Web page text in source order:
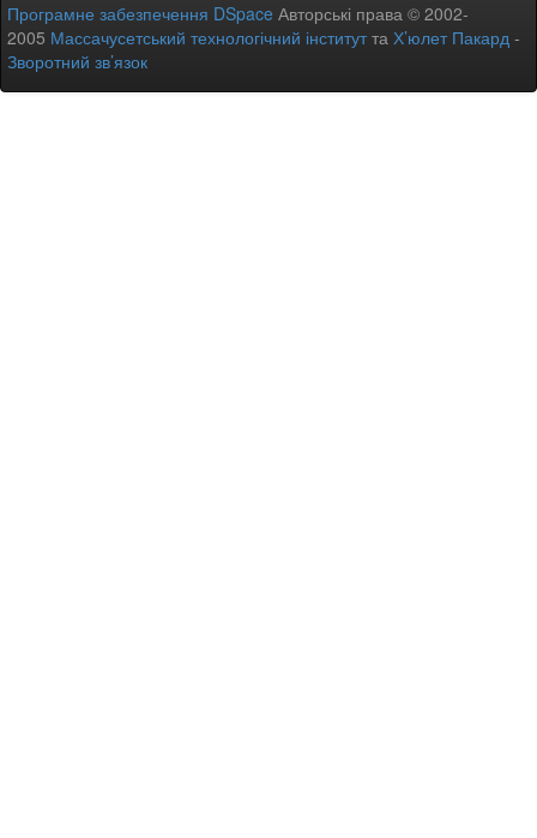
Програмне забезпечення DSpace Авторські права © 2002-
2005 Массачусетський технологічний інститутта Х’юлет Пакард -
Зворотний зв’язок